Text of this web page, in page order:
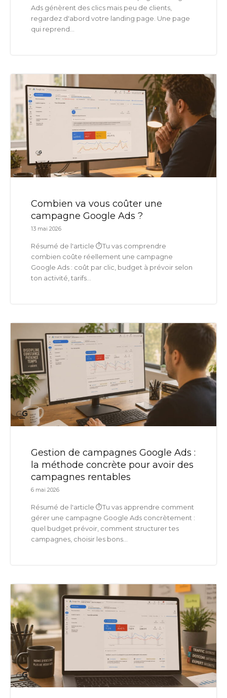
Ads génèrent des clics mais peu de clients,
regardez d'abord votre landing page. Une page
qui reprend...
Combien va vous coûter une
campagne Google Ads ?
13 mai 2026
Résumé de l'article ⏱️Tu vas comprendre
combien coûte réellement une campagne
Google Ads : coût par clic, budget à prévoir selon
ton activité, tarifs...
Gestion de campagnes Google Ads :
la méthode concrète pour avoir des
campagnes rentables
6 mai 2026
Résumé de l'article ⏱️Tu vas apprendre comment
gérer une campagne Google Ads concrètement :
quel budget prévoir, comment structurer tes
campagnes, choisir les bons...